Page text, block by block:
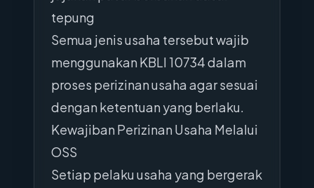
tepung
Semua jenis usaha tersebut wajib
menggunakan KBLI 10734 dalam
proses perizinan usaha agar sesuai
dengan ketentuan yang berlaku.
Kewajiban Perizinan Usaha Melalui
OSS
Setiap pelaku usaha yang bergerak